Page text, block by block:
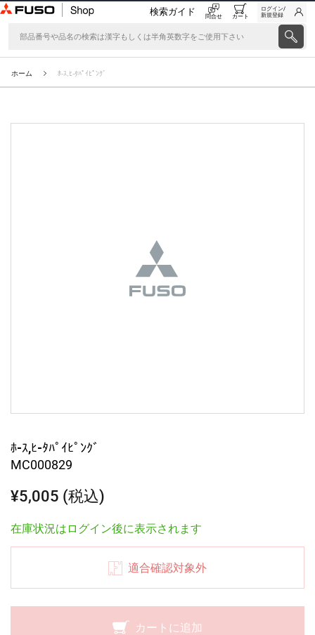
検索ガイド 問合せ カート
ログイン/
新規登録
ホーム ﾎ-ｽ,ﾋ-ﾀﾊﾟｲﾋﾟﾝｸﾞ
ﾎ-ｽ,ﾋ-ﾀﾊﾟｲﾋﾟﾝｸﾞ
MC000829
¥5,005 (税込)
在庫状況はログイン後に表示されます
適合確認対象外
カートに追加